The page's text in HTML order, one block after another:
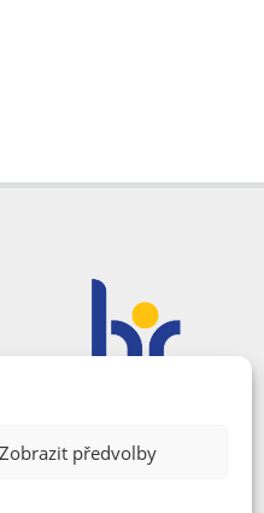
Zobrazit předvolby